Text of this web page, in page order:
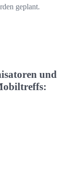
geplant.
und